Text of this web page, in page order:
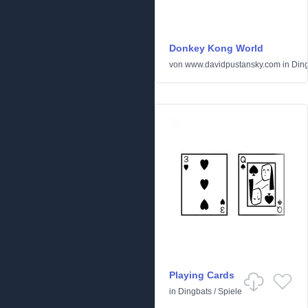
Donkey Kong World
von www.davidpustansky.com in
Playing Cards
in Dingbats /Spiele